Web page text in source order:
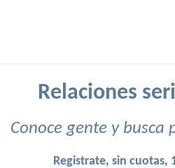
Relaciones
Conoce gente y busca
Registrate, sin cuotas,